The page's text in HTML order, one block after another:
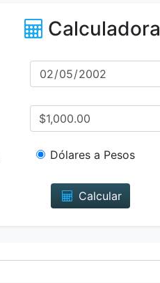
Calculadora
Dólares a Pesos
Calcular